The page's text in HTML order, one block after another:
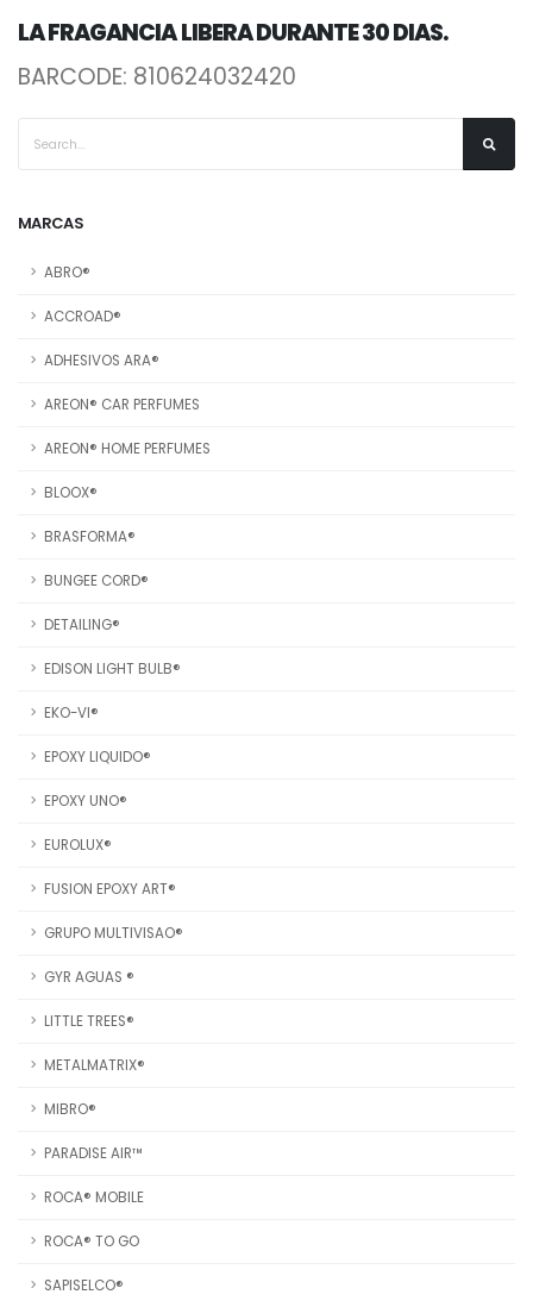
MARCAS
ABRO®
ACCROAD®
ADHESIVOS ARA®
AREON® CAR PERFUMES
AREON® HOME PERFUMES
BLOOX®
BRASFORMA®
BUNGEE CORD®
DETAILING®
EDISON LIGHT BULB®
EKO-VI®
EPOXY LIQUIDO®
EPOXY UNO®
EUROLUX®
FUSION EPOXY ART®
GRUPO MULTIVISAO®
GYR AGUAS ®
LITTLE TREES®
METALMATRIX®
MIBRO®
PARADISE AIR™
ROCA® MOBILE
ROCA® TO GO
SAPISELCO®
LA FRAGANCIA LIBERA DURANTE 30 DIAS.
BARCODE: 810624032420